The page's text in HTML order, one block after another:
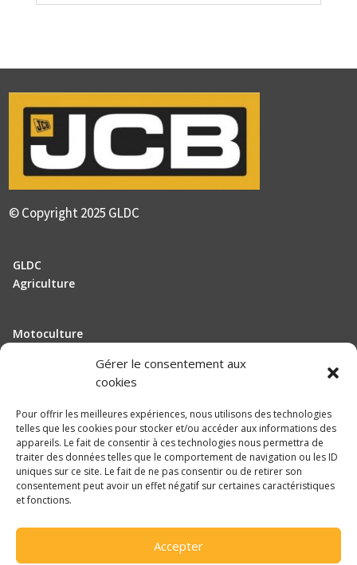
Gérer le consentement aux
cookies
Pour offrir les meilleures expériences, nous utilisons des technologies
telles que les cookies pour stocker et/ou accéder aux informations des
appareils. Le fait de consentir à ces technologies nous permettra de
traiter des données telles que le comportement de navigation ou les ID
uniques sur ce site. Le fait de ne pas consentir ou de retirer son
consentement peut avoir un effet négatif sur certaines caractéristiques
et fonctions.
Accepter
© Copyright 2025 GLDC
GLDC
Agriculture
Motoculture
Recrutement
Mentions légales
Politique de confidentialité